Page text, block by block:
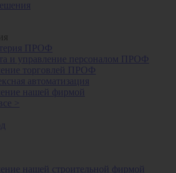
ПРОФ
и управление персоналом ПРОФ
торговлей ПРОФ
автоматизация
нашей фирмой
>
нашей строительной фирмой